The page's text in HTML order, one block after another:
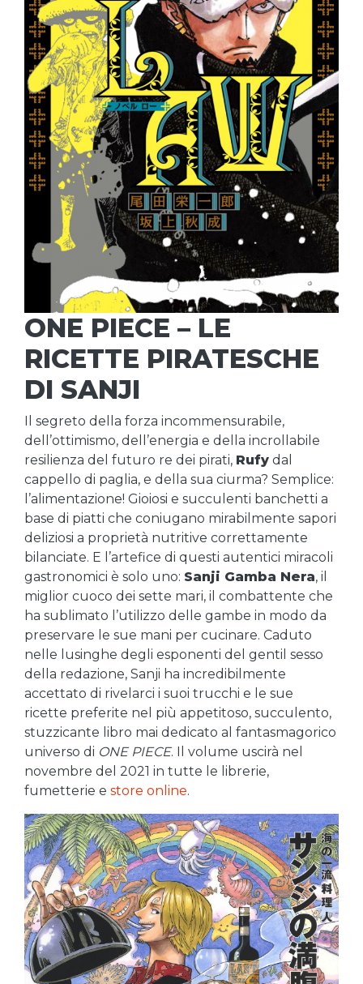
ONE PIECE – LE
RICETTE PIRATESCHE
DI SANJI
Il segreto della forza incommensurabile,
dell’ottimismo, dell’energia e della incrollabile
resilienza del futuro re dei pirati, Rufy dal
cappello di paglia, e della sua ciurma? Semplice:
l’alimentazione! Gioiosi e succulenti banchetti a
base di piatti che coniugano mirabilmente sapori
deliziosi a proprietà nutritive correttamente
bilanciate. E l’artefice di questi autentici miracoli
gastronomici è solo uno: Sanji Gamba Nera, il
miglior cuoco dei sette mari, il combattente che
ha sublimato l’utilizzo delle gambe in modo da
preservare le sue mani per cucinare. Caduto
nelle lusinghe degli esponenti del gentil sesso
della redazione, Sanji ha incredibilmente
accettato di rivelarci i suoi trucchi e le sue
ricette preferite nel più appetitoso, succulento,
stuzzicante libro mai dedicato al fantasmagorico
universo di ONE PIECE. Il volume uscirà nel
novembre del 2021 in tutte le librerie,
fumetterie e store online.